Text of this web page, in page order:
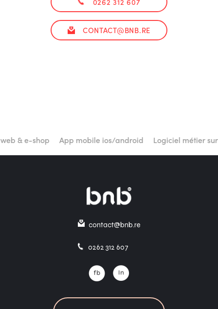
CONTACT@BNB.RE
e-shop App mobile ios/android Logiciel métier sur
contact@bnb.re
0262 312 607